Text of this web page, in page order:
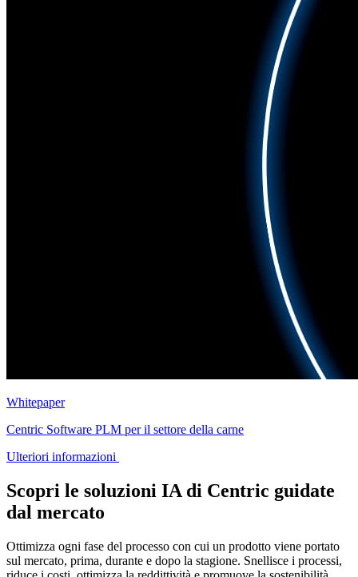
Whitepaper
Centric Software PLM per il settore della carne
Ulteriori informazioni
Scopri le soluzioni IA di Centric guidate
dal mercato
Ottimizza ogni fase del processo con cui un prodotto viene portato
sul mercato, prima, durante e dopo la stagione. Snellisce i processi,